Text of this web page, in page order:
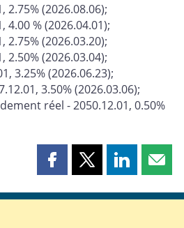
2.75% (2026.08.06);
4.00 % (2026.04.01);
2.75% (2026.03.20);
2.50% (2026.03.04);
3.25% (2026.06.23);
3.50% (2026.03.06);
réel - 2050.12.01, 0.50%
Partager
page
Partager
page
Partager
page page